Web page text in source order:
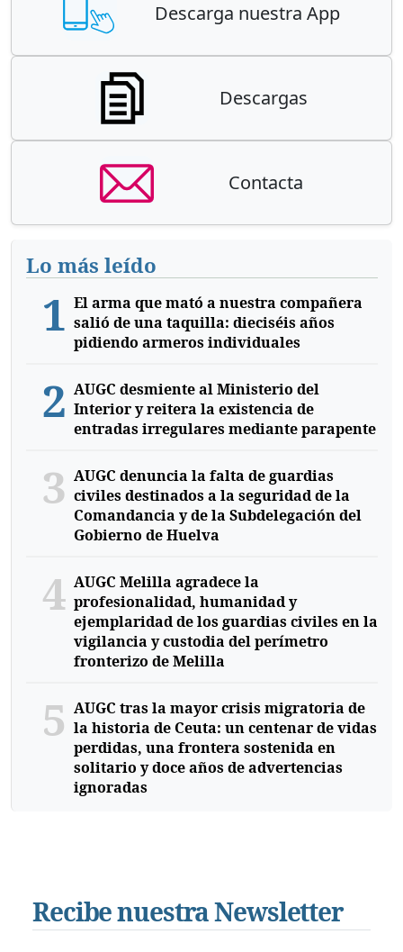
Descarga nuestra App
Descargas
Contacta
Lo más leído
1 El arma que mató a nuestra compañera
salió de una taquilla: dieciséis años
pidiendo armeros individuales
2 AUGC desmiente al Ministerio del
Interior y reitera la existencia de
entradas irregulares mediante parapente
3 AUGC denuncia la falta de guardias
civiles destinados a la seguridad de la
Comandancia y de la Subdelegación del
Gobierno de Huelva
4 AUGC Melilla agradece la
profesionalidad, humanidad y
ejemplaridad de los guardias civiles en la
vigilancia y custodia del perímetro
fronterizo de Melilla
5 AUGC tras la mayor crisis migratoria de
la historia de Ceuta: un centenar de vidas
perdidas, una frontera sostenida en
solitario y doce años de advertencias
ignoradas
Recibe nuestra Newsletter